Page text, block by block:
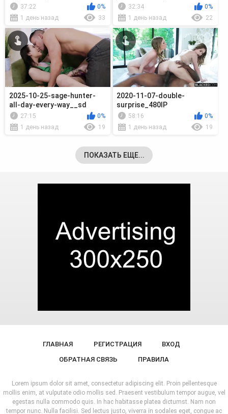
37:22
0%
1 день назад
33
32:34
0%
1 день назад
22
2025-10-25-sage-hunter-
all-day-every-way__sd
27:15
0%
1 день назад
19
2020-11-07-double-
surprise_480lP
58:16
0%
1 день назад
19
ПОКАЗАТЬ ЕЩЕ...
ГЛАВНАЯ РЕГИСТРАЦИЯ
ВХОД
ОБРАТНАЯ СВЯЗЬ
ПРАВИЛА
Lorem ipsum dolor sit amet, consectetur adipiscing elit. Proin pellentesque
mollis enim, at vulputate odio mollis sed. Praesent vestibulum tempor augue, vel
egestas nulla commodo quis. In hac habitasse platea dictumst. Nam non
tempor nunc. Nulla facilisi. Sed lectus justo, viverra in sodales eget, congue ac